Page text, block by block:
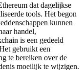
dat dagelijkse
tools. Het begon
kunnen
handel,
is een gedeeld
gebruikt een
te bereiken over de
moeilijk te wijzigen.